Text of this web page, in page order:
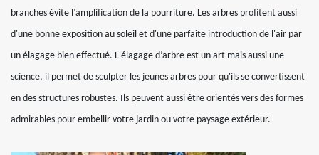
branches évite l’amplification de la pourriture. Les arbres profitent aussi
d'une bonne exposition au soleil et d'une parfaite introduction de l'air par
un élagage bien effectué. L'élagage d’arbre est un art mais aussi une
science, il permet de sculpter les jeunes arbres pour qu'ils se convertissent
en des structures robustes. Ils peuvent aussi être orientés vers des formes
admirables pour embellir votre jardin ou votre paysage extérieur.